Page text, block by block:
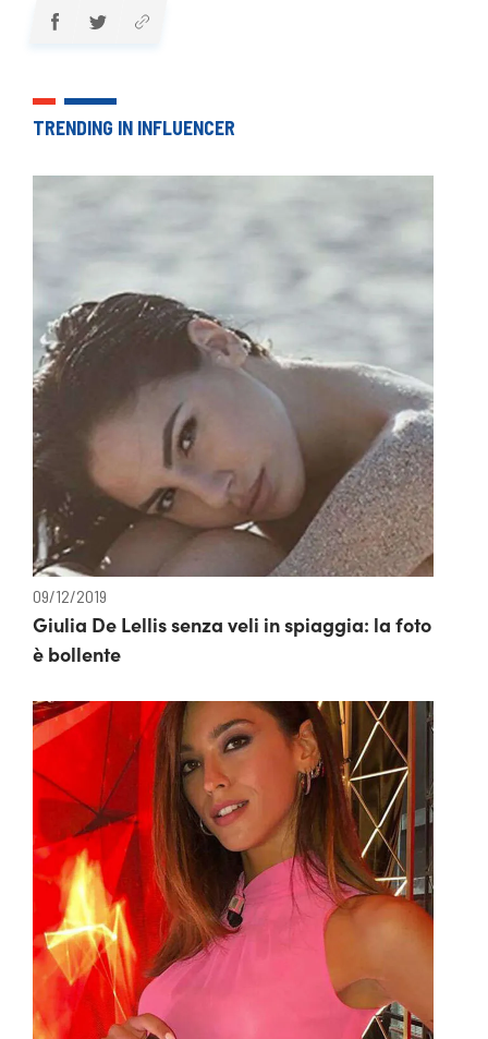
TRENDING IN INFLUENCER
09/12/2019
Giulia De Lellis senza veli in spiaggia: la foto
è bollente